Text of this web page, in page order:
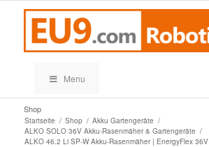
Menu
Shop
Startseite / Shop / Akku Gartengeräte /
ALKO SOLO 36V Akku-Rasenmäher & Gartengeräte /
ALKO 46.2 Li SP-W Akku-Rasenmäher | EnergyFlex 36V